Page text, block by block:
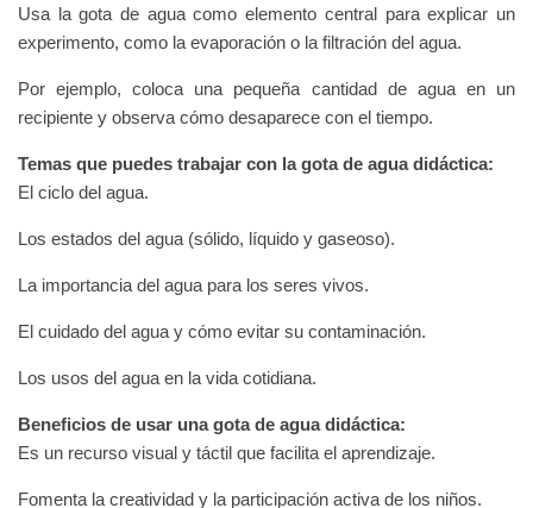
Usa la gota de agua como elemento central para explicar un
experimento, como la evaporación o la filtración del agua.
Por ejemplo, coloca una pequeña cantidad de agua en un
recipiente y observa cómo desaparece con el tiempo.
Temas que puedes trabajar con la gota de agua didáctica:
El ciclo del agua.
Los estados del agua (sólido, líquido y gaseoso).
La importancia del agua para los seres vivos.
El cuidado del agua y cómo evitar su contaminación.
Los usos del agua en la vida cotidiana.
Beneficios de usar una gota de agua didáctica:
Es un recurso visual y táctil que facilita el aprendizaje.
Fomenta la creatividad y la participación activa de los niños.